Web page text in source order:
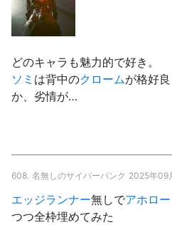
どのキャラも魅力的で好き。
ソミ は背中のクロームが格好
か、劣情が…
608. 名無しのサイバーパンク 2025年09
エッジランナー無しでアホロ
つつ全枠埋めてみた